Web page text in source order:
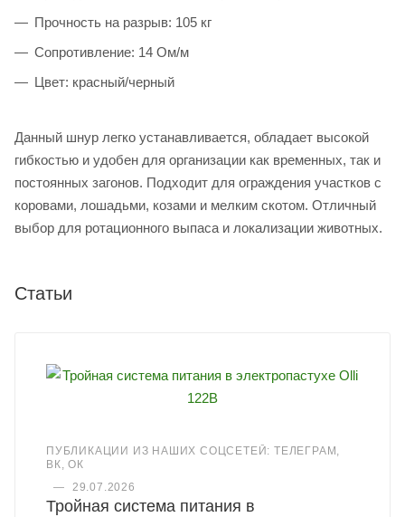
Прочность на разрыв: 105 кг
Сопротивление: 14 Ом/м
Цвет: красный/черный
Данный шнур легко устанавливается, обладает высокой
гибкостью и удобен для организации как временных, так и
постоянных загонов. Подходит для ограждения участков с
коровами, лошадьми, козами и мелким скотом. Отличный
выбор для ротационного выпаса и локализации животных.
Статьи
ПУБЛИКАЦИИ ИЗ НАШИХ СОЦСЕТЕЙ: ТЕЛЕГРАМ,
ВК, ОК
—
29.07.2026
Тройная система питания в